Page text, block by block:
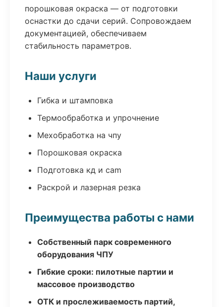
порошковая окраска — от подготовки
оснастки до сдачи серий. Сопровождаем
документацией, обеспечиваем
стабильность параметров.
Наши услуги
Гибка и штамповка
Термообработка и упрочнение
Мехобработка на чпу
Порошковая окраска
Подготовка кд и cam
Раскрой и лазерная резка
Преимущества работы с нами
Собственный парк современного
оборудования ЧПУ
Гибкие сроки: пилотные партии и
массовое производство
ОТК и прослеживаемость партий,